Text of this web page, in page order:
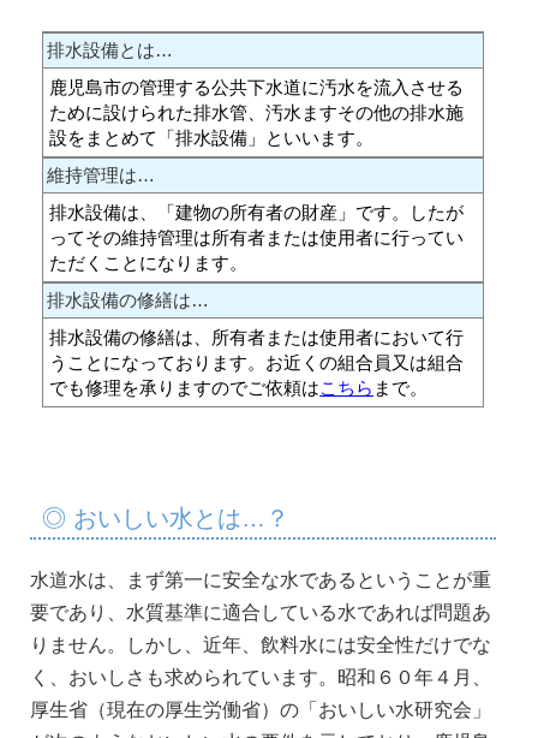
排水設備とは…
鹿児島市の管理する公共下水道に汚水を流入させる
ために設けられた排水管、汚水ますその他の排水施
設をまとめて「排水設備」といいます。
維持管理は…
排水設備は、「建物の所有者の財産」です。したが
ってその維持管理は所有者または使用者に行ってい
ただくことになります。
排水設備の修繕は…
排水設備の修繕は、所有者または使用者において行
うことになっております。お近くの組合員又は組合
でも修理を承りますのでご依頼はこちら まで。
◎ おいしい水とは…？
水道水は、まず第一に安全な水であるということが重
要であり、水質基準に適合している水であれば問題あ
りません。しかし、近年、飲料水には安全性だけでな
く、おいしさも求められています。昭和６０年４月、
厚生省（現在の厚生労働省）の「おいしい水研究会」